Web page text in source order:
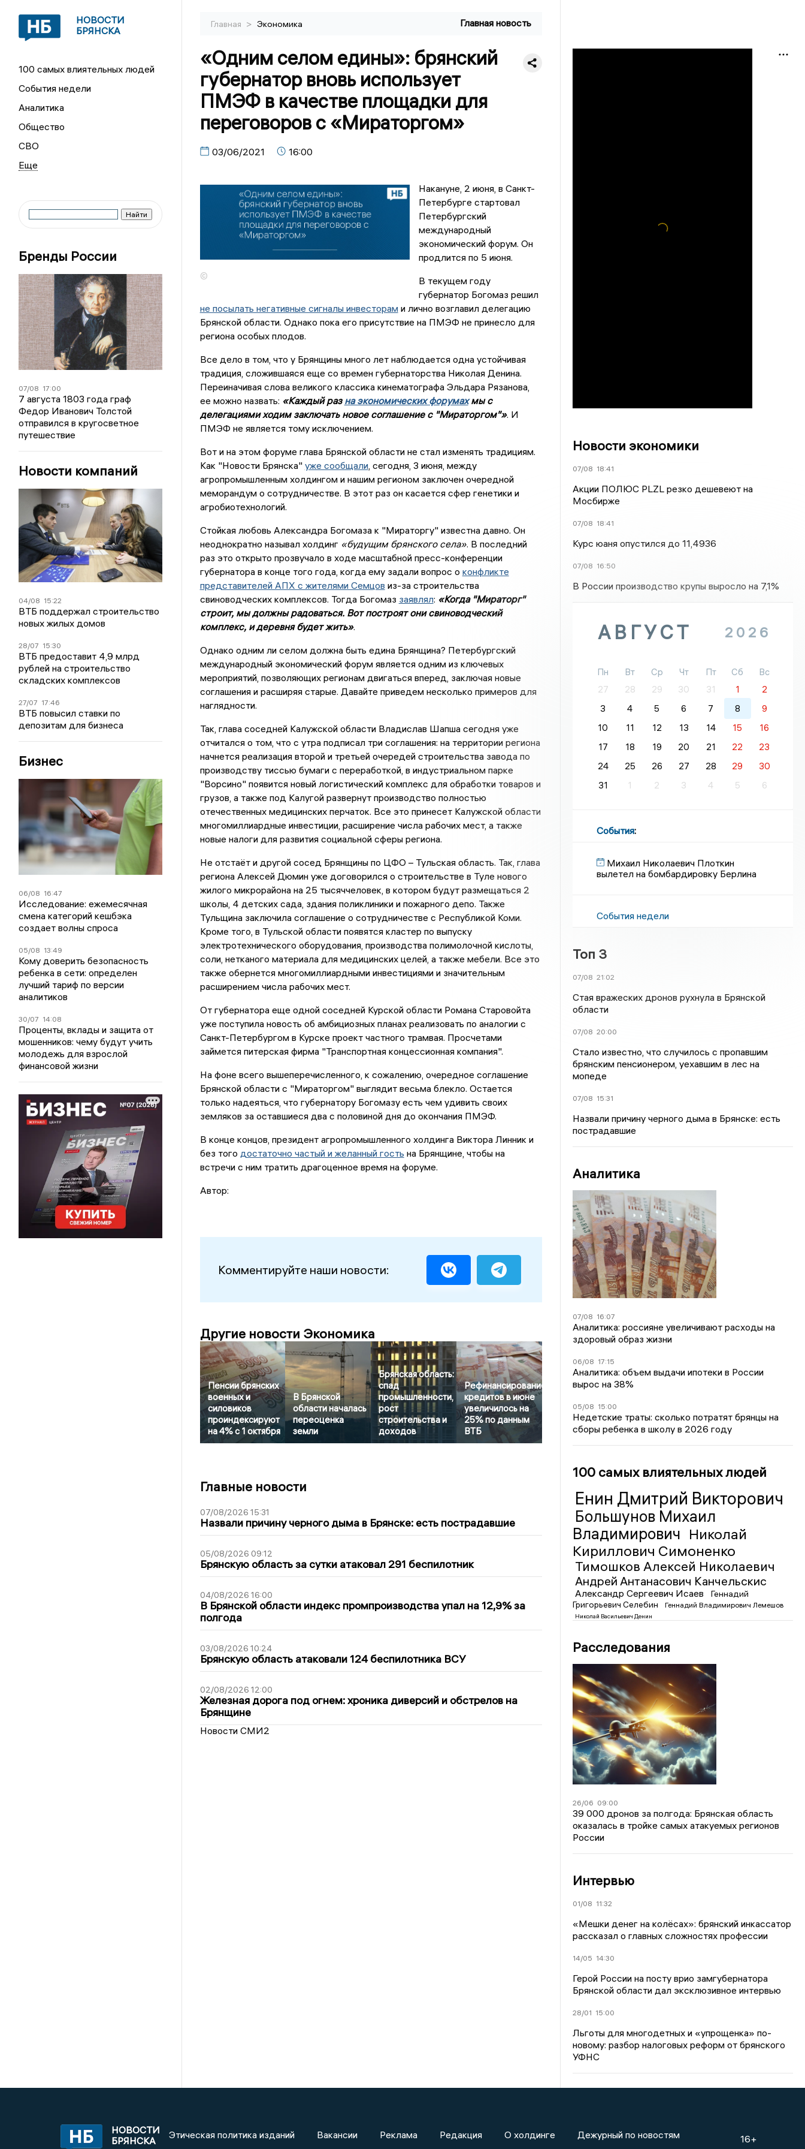
НОВОСТИ
БРЯНСКА
100 самых влиятельных людей
События недели
Аналитика
Общество
СВО
Бренды России
07/08 17:00
7 августа 1803 года граф
Федор Иванович Толстой
отправился в кругосветное
путешествие
Новости компаний
04/08 15:22
ВТБ поддержал строительство
новых жилых домов
28/07 15:30
ВТБ предоставит 4,9 млрд
рублей на строительство
складских комплексов
27/07 17:46
ВТБ повысил ставки по
депозитам для бизнеса
Бизнес
06/08 16:47
Исследование: ежемесячная
смена категорий кешбэка
создает волны спроса
05/08 13:49
Кому доверить безопасность
ребенка в сети: определен
лучший тариф по версии
аналитиков
30/07 14:08
Проценты, вклады и защита от
мошенников: чему будут учить
молодежь для взрослой
финансовой жизни
Главная > Экономика Главная новость
«Одним селом едины»: брянский
губернатор вновь использует
ПМЭФ в качестве площадки для
переговоров с «Мираторгом»
03/06/2021 16:00
©
Накануне, 2 июня, в Санкт-
Петербурге стартовал
Петербургский
международный
экономический форум. Он
продлится по 5 июня.
В текущем году
губернатор Богомаз решил
не посылать негативные сигналы инвесторами лично возглавил делегацию
Брянской области. Однако пока его присутствие на ПМЭФ не принесло для
региона особых плодов.
Все дело в том, что у Брянщины много лет наблюдается одна устойчивая
традиция, сложившаяся еще со времен губернаторства Николая Денина.
Переиначивая слова великого классика кинематографа Эльдара Рязанова,
ее можно назвать: «Каждый раз на экономических форумахмы с
делегациями ходим заключать новое соглашение с "Мираторгом"». И
ПМЭФ не является тому исключением.
Вот и на этом форуме глава Брянской области не стал изменять традициям.
Как "Новости Брянска" уже сообщали, сегодня, 3 июня, между
агропромышленным холдингом и нашим регионом заключен очередной
меморандум о сотрудничестве. В этот раз он касается сфер генетики и
агробиотехнологий.
Стойкая любовь Александра Богомаза к "Мираторгу" известна давно. Он
неоднократно называл холдинг «будущим брянского села». В последний
раз это открыто прозвучало в ходе масштабной пресс-конференции
губернатора в конце того года, когда ему задали вопрос о конфликте
представителей АПХ с жителями Семцов из-за строительства
свиноводческих комплексов. Тогда Богомаз заявлял: «Когда "Мираторг"
строит, мы должны радоваться. Вот построят они свиноводческий
комплекс, и деревня будет жить».
Однако одним ли селом должна быть едина Брянщина? Петербургский
международный экономический форум является одним из ключевых
мероприятий, позволяющих регионам двигаться вперед, заключая новые
соглашения и расширяя старые. Давайте приведем несколько примеров для
наглядности.
Так, глава соседней Калужской области Владислав Шапша сегодня уже
отчитался о том, что с утра подписал три соглашения: на территории региона
начнется реализация второй и третьей очередей строительства завода по
производству тиссью бумаги с переработкой, в индустриальном парке
"Ворсино" появится новый логистический комплекс для обработки товаров и
грузов, а также под Калугой развернут производство полностью
отечественных медицинских перчаток. Все это принесет Калужской области
многомиллиардные инвестиции, расширение числа рабочих мест, а также
новые налоги для развития социальной сферы региона.
Не отстаёт и другой сосед Брянщины по ЦФО – Тульская область. Так, глава
региона Алексей Дюмин уже договорился о строительстве в Туле нового
жилого микрорайона на 25 тысяччеловек, в котором будут размещаться 2
школы, 4 детских сада, здания поликлиники и пожарного депо. Также
Тульщина заключила соглашение о сотрудничестве с Республикой Коми.
Кроме того, в Тульской области появятся кластер по выпуску
электротехнического оборудования, производства полимолочной кислоты,
соли, нетканого материала для медицинских целей, а также мебели. Все это
также обернется многомиллиардными инвестициями и значительным
расширением числа рабочих мест.
От губернатора еще одной соседней Курской области Романа Старовойта
уже поступила новость об амбициозных планах реализовать по аналогии с
Санкт-Петербургом в Курске проект частного трамвая. Просчетами
займется питерская фирма "Транспортная концессионная компания".
На фоне всего вышеперечисленного, к сожалению, очередное соглашение
Брянской области с "Мираторгом" выглядит весьма блекло. Остается
только надеяться, что губернатору Богомазу есть чем удивить своих
земляков за оставшиеся два с половиной дня до окончания ПМЭФ.
В конце концов, президент агропромышленного холдинга Виктора Линник и
без того достаточно частый и желанный гость на Брянщине, чтобы на
встречи с ним тратить драгоценное время на форуме.
Автор:
Комментируйте наши новости:
Другие новости Экономика
Пенсии брянских
военных и
силовиков
проиндексируют
на 4% с 1 октября
В Брянской
области началась
переоценка
земли
Брянская область:
спад
промышленности,
рост
строительства и
доходов
Рефинансирование
кредитов в июне
увеличилось на
25% по данным
ВТБ
Главные новости
07/08/2026 15:31
Назвали причину черного дыма в Брянске: есть пострадавшие
05/08/2026 09:12
Брянскую область за сутки атаковал 291 беспилотник
04/08/2026 16:00
В Брянской области индекс промпроизводства упал на 12,9% за
полгода
03/08/2026 10:24
Брянскую область атаковали 124 беспилотника ВСУ
02/08/2026 12:00
Железная дорога под огнем: хроника диверсий и обстрелов на
Брянщине
Новости СМИ2
Новости экономики
07/08 18:41
Акции ПОЛЮС PLZL резко дешевеют на
Мосбирже
07/08 18:41
Курс юаня опустился до 11,4936
07/08 16:50
В России производство крупы выросло на 7,1%
АВГУСТ 2026
Пн Вт Ср Чт Пт Сб
Вс
27
28 29 30 31 1
2
3
4 5 6 7 8
9
10
11 12 13 14 15
16
17
18 19 20 21 22
23
24
25 26 27 28 29
30
31
1 2 3 4 5 6
События:
Михаил Николаевич Плоткин
вылетел на бомбардировку Берлина
События недели
Топ 3
07/08 21:02
Стая вражеских дронов рухнула в Брянской
области
07/08 20:00
Стало известно, что случилось с пропавшим
брянским пенсионером, уехавшим в лес на
мопеде
07/08 15:31
Назвали причину черного дыма в Брянске: есть
пострадавшие
Аналитика
07/08 16:07
Аналитика: россияне увеличивают расходы на
здоровый образ жизни
06/08 17:15
Аналитика: объем выдачи ипотеки в России
вырос на 38%
05/08 15:00
Недетские траты: сколько потратят брянцы на
сборы ребенка в школу в 2026 году
100 самых влиятельных людей
Енин Дмитрий Викторович
Большунов Михаил
Владимирович Николай
Кириллович Симоненко
Тимошков Алексей Николаевич
Андрей Антанасович Канчельскис
Александр Сергеевич Исаев
Геннадий
Григорьевич Селебин
Геннадий Владимирович Лемешов
Николай Васильевич Денин
Расследования
26/06 09:00
39 000 дронов за полгода: Брянская область
оказалась в тройке самых атакуемых регионов
России
Интервью
01/08 11:32
«Мешки денег на колёсах»: брянский инкассатор
рассказал о главных сложностях профессии
14/05 14:30
Герой России на посту врио замгубернатора
Брянской области дал эксклюзивное интервью
28/01 15:00
Льготы для многодетных и «упрощенка» по-
новому: разбор налоговых реформ от брянского
УФНС
НОВОСТИ
БРЯНСКА
Этическая политика изданий Вакансии Реклама Редакция О холдинге Дежурный по новостям 16+